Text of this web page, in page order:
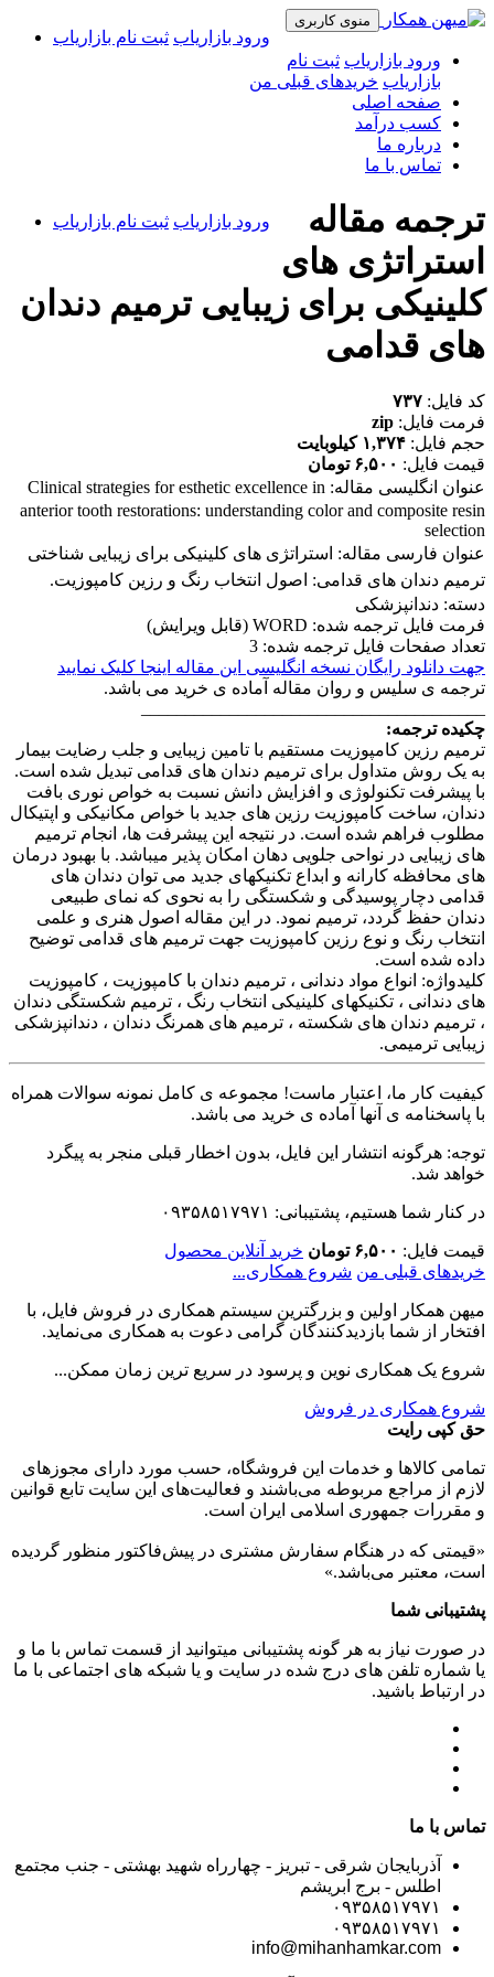
منوی کاربری
ورود بازاریاب ثبت نام بازاریاب
ورود بازاریاب ثبت نام
بازاریاب خریدهای قبلی من
صفحه اصلی
کسب درآمد
درباره ما
تماس با ما
ورود بازاریاب ثبت نام بازاریاب
ترجمه مقاله
استراتژی های
کلینیکی برای زیبایی ترمیم دندان
های قدامی
کد فایل: ۷۳۷
فرمت فایل: zip
حجم فایل: ۱,۳۷۴ کیلوبایت
قیمت فایل: ۶,۵۰۰ تومان
عنوان انگلیسی مقاله: Clinical strategies for esthetic excellence in
anterior tooth restorations: understanding color and composite resin
selection
عنوان فارسی مقاله: استراتژی های کلینیکی برای زیبایی شناختی
ترمیم دندان های قدامی: اصول انتخاب رنگ و رزین کامپوزیت.
دسته: دندانپزشکی
فرمت فایل ترجمه شده: WORD (قابل ویرایش)
تعداد صفحات فایل ترجمه شده: 3
جهت دانلود رایگان نسخه انگلیسی این مقاله اینجا کلیک نمایید
ترجمه ی سلیس و روان مقاله آماده ی خرید می باشد.
چکیده ترجمه:
ترمیم رزین کامپوزیت مستقیم با تامین زیبایی و جلب رضایت بیمار
به یک روش متداول برای ترمیم دندان های قدامی تبدیل شده است.
با پیشرفت تکنولوژی و افزایش دانش نسبت به خواص نوری بافت
دندان، ساخت کامپوزیت رزین های جدید با خواص مکانیکی و اپتیکال
مطلوب فراهم شده است. در نتیجه این پیشرفت ها، انجام ترمیم
های زیبایی در نواحی جلویی دهان امکان پذیر میباشد. با بهبود درمان
های محافظه کارانه و ابداع تکنیکهای جدید می توان دندان های
قدامی دچار پوسیدگی و شکستگی را به نحوی که نمای طبیعی
دندان حفظ گردد، ترمیم نمود. در این مقاله اصول هنری و علمی
انتخاب رنگ و نوع رزین کامپوزیت جهت ترمیم های قدامی توضیح
داده شده است.
‏کلیدواژه: انواع مواد دندانی ، ترمیم دندان با کامپوزیت ، کامپوزیت
های دندانی ، تکنیکهای کلینیکی انتخاب رنگ ، ترمیم شکستگی دندان
، ترمیم دندان های شکسته ، ترمیم های همرنگ دندان ، دندانپزشکی
زیبایی ترمیمی.
کیفیت کار ما، اعتبار ماست! مجموعه ی کامل نمونه سوالات همراه
با پاسخنامه ی آنها آماده ی خرید می باشد.
توجه: هرگونه انتشار این فایل، بدون اخطار قبلی منجر به پیگرد
خواهد شد.
در کنار شما هستیم، پشتیبانی: ۰۹۳۵۸۵۱۷۹۷۱
قیمت فایل: ۶,۵۰۰ تومان
خرید آنلاین محصول
خریدهای قبلی من شروع همکاری...
میهن همکار اولین و بزرگترین سیستم همکاری در فروش فایل، با
افتخار از شما بازدیدکنندگان گرامی دعوت به همکاری می‌نماید.
شروع یک همکاری نوین و پرسود در سریع ترین زمان ممکن...
شروع همکاری در فروش
حق کپی رایت
تمامی كالاها و خدمات اين فروشگاه، حسب مورد دارای مجوزهای
لازم از مراجع مربوطه می‌باشند و فعاليت‌های اين سايت تابع قوانين
و مقررات جمهوری اسلامی ايران است.
«قیمتی که در هنگام سفارش مشتری در پیش‌­فاکتور منظور گرديده
است، معتبر می‌باشد.»
پشتیبانی شما
در صورت نیاز به هر گونه پشتیبانی میتوانید از قسمت تماس با ما و
یا شماره تلفن های درج شده در سایت و یا شبکه های اجتماعی با ما
در ارتباط باشید.
تماس با ما
آذربایجان شرقی - تبریز - چهارراه شهید بهشتی - جنب مجتمع
اطلس - برج ابریشم
۰۹۳۵۸۵۱۷۹۷۱
۰۹۳۵۸۵۱۷۹۷۱
info@mihanhamkar.com